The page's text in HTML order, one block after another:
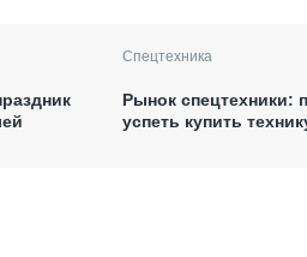
Спецтехника
Рынок спецтехники:
успеть купить